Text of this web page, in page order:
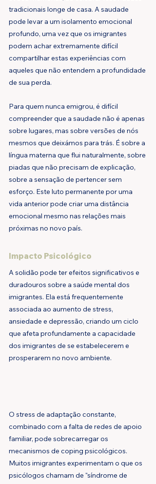
tradicionais longe de casa. A saudade
pode levar a um isolamento emocional
profundo, uma vez que os imigrantes
podem achar extremamente difícil
compartilhar estas experiências com
aqueles que não entendem a profundidade
de sua perda.
Para quem nunca emigrou, é difícil
compreender que a saudade não é apenas
sobre lugares, mas sobre versões de nós
mesmos que deixámos para trás. É sobre a
língua materna que flui naturalmente, sobre
piadas que não precisam de explicação,
sobre a sensação de pertencer sem
esforço. Este luto permanente por uma
vida anterior pode criar uma distância
emocional mesmo nas relações mais
próximas no novo país.
Impacto Psicológico
A solidão pode ter efeitos significativos e
duradouros sobre a saúde mental dos
imigrantes. Ela está frequentemente
associada ao aumento de stress,
ansiedade e depressão, criando um ciclo
que afeta profundamente a capacidade
dos imigrantes de se estabelecerem e
prosperarem no novo ambiente.
O stress de adaptação constante,
combinado com a falta de redes de apoio
familiar, pode sobrecarregar os
mecanismos de coping psicológicos.
Muitos imigrantes experimentam o que os
psicólogos chamam de "síndrome de